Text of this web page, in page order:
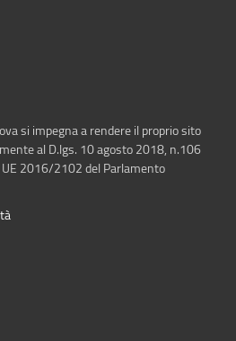
si impegna a rendere il proprio sito
al D.lgs. 10 agosto 2018, n.106
2016/2102 del Parlamento